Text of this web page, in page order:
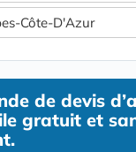
Côte-D'Azur
de devis
gratuit et